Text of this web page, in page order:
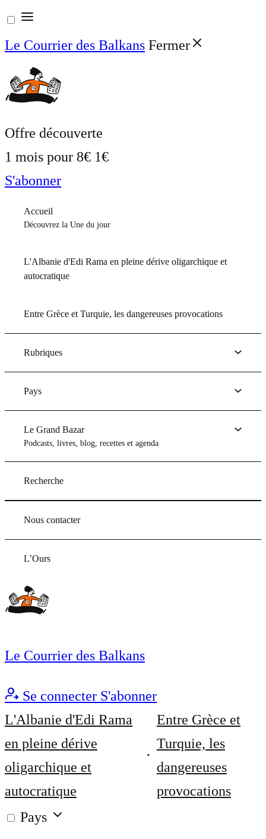
Aller
au
contenu
Le Courrier des Balkans Fermer
Offre découverte
1 mois pour 8€ 1€
S'abonner
Accueil
Découvrez la Une du jour
L'Albanie d'Edi Rama en pleine dérive oligarchique et
autocratique
Entre Grèce et Turquie, les dangereuses provocations
Rubriques
Pays
Le Grand Bazar
Podcasts, livres, blog, recettes et agenda
Recherche
Nous contacter
L’Ours
Le Courrier des Balkans
Se connecter S'abonner
L'Albanie d'Edi Rama
en pleine dérive
oligarchique et
autocratique
Entre Grèce et
Turquie, les
dangereuses
provocations
Pays